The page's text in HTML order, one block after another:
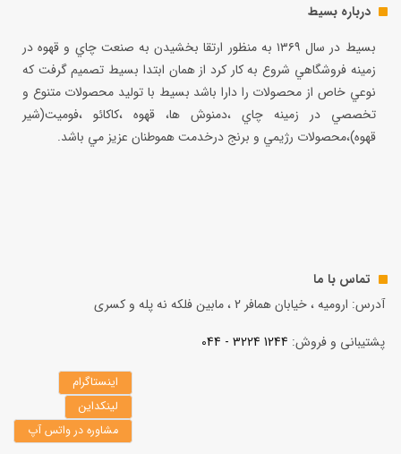
درباره بسیط
بسيط در سال ۱۳۶۹ به منظور ارتقا بخشيدن به صنعت چاي و قهوه در
زمينه فروشگاهي شروع به كار كرد از همان ابتدا بسيط تصميم گرفت كه
نوعي خاص از محصولات را دارا باشد بسيط با توليد محصولات متنوع و
تخصصي در زمينه چاي ،دمنوش ها، قهوه ،كاكائو ،فوميت(شير
قهوه)،محصولات رژيمي و برنج درخدمت هموطنان عزيز مي باشد.
تماس با ما
آدرس: ارومیه ، خیابان همافر 2 ، مابين فلكه نه پله و کسری
پشتیبانی و فروش: 1244 3224 - 044
اینستاگرام
لینکداین
مشاوره در واتس آپ